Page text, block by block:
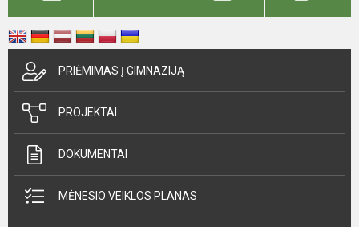
PRIĖMIMAS Į GIMNAZIJĄ
PROJEKTAI
DOKUMENTAI
MĖNESIO VEIKLOS PLANAS